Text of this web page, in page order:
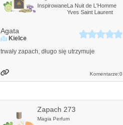
InspirowaneLa Nuit de L'Homme
Yves Saint Laurent
Agata
Kielce
trwały zapach, długo się utrzymuje
Komentarze:0
Zapach 273
Magia Perfum